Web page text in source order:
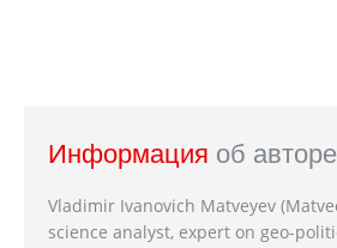
Информация об авторе
Vladimir Ivanovich Matveyev
science analyst, expert on geo-